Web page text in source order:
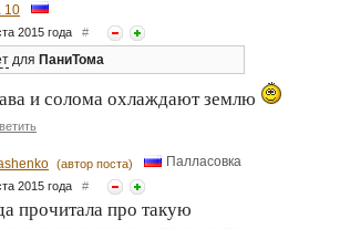
10
2015 года #
для ПаниТома
и солома охлаждают землю
(автор поста) Палласовка
2015 года #
прочитала про такую